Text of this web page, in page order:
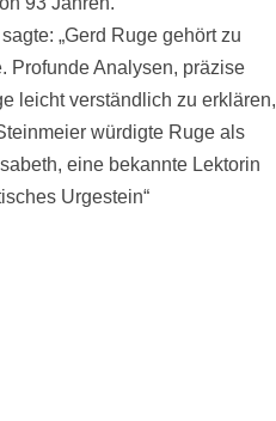
„Gerd Ruge gehört zu
Profunde Analysen, präzise
leicht verständlich zu erklären,
würdigte Ruge als
eine bekannte Lektorin
Urgestein“